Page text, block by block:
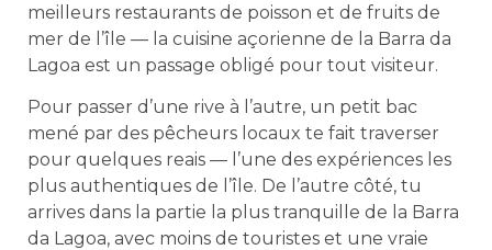
meilleurs restaurants de poisson et de fruits de
mer de l’île — la cuisine açorienne de la Barra da
Lagoa est un passage obligé pour tout visiteur.
Pour passer d’une rive à l’autre, un petit bac
mené par des pêcheurs locaux te fait traverser
pour quelques reais — l’une des expériences les
plus authentiques de l’île. De l’autre côté, tu
arrives dans la partie la plus tranquille de la Barra
da Lagoa, avec moins de touristes et une vraie